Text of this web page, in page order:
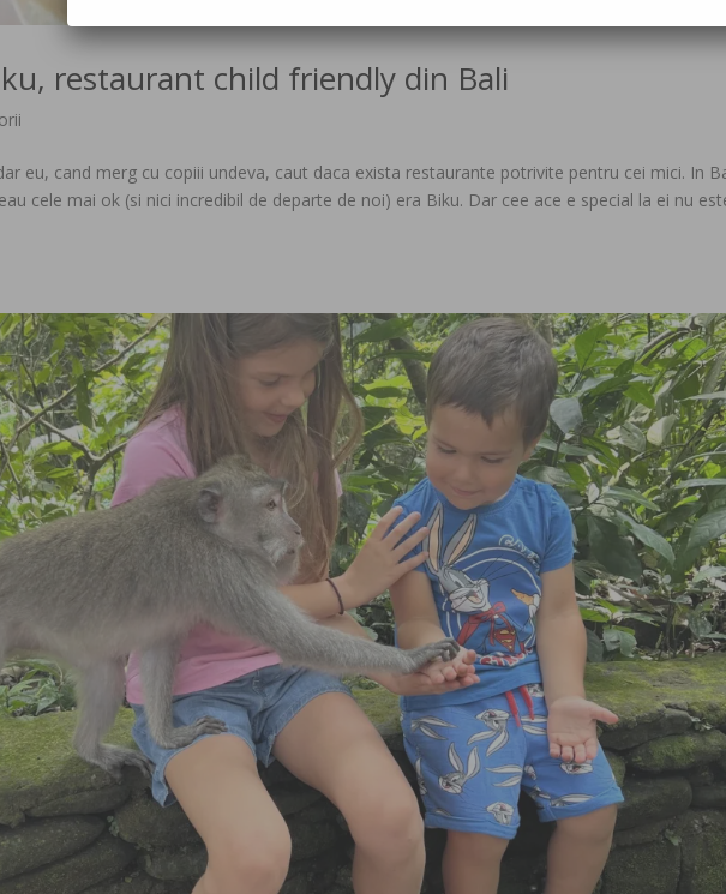
restaurant child friendly din Bali
eu, cand merg cu copiii undeva, caut daca exista restaurante potrivite pentru cei mici. In
cele mai ok (si nici incredibil de departe de noi) era Biku. Dar cee ace e special la ei nu